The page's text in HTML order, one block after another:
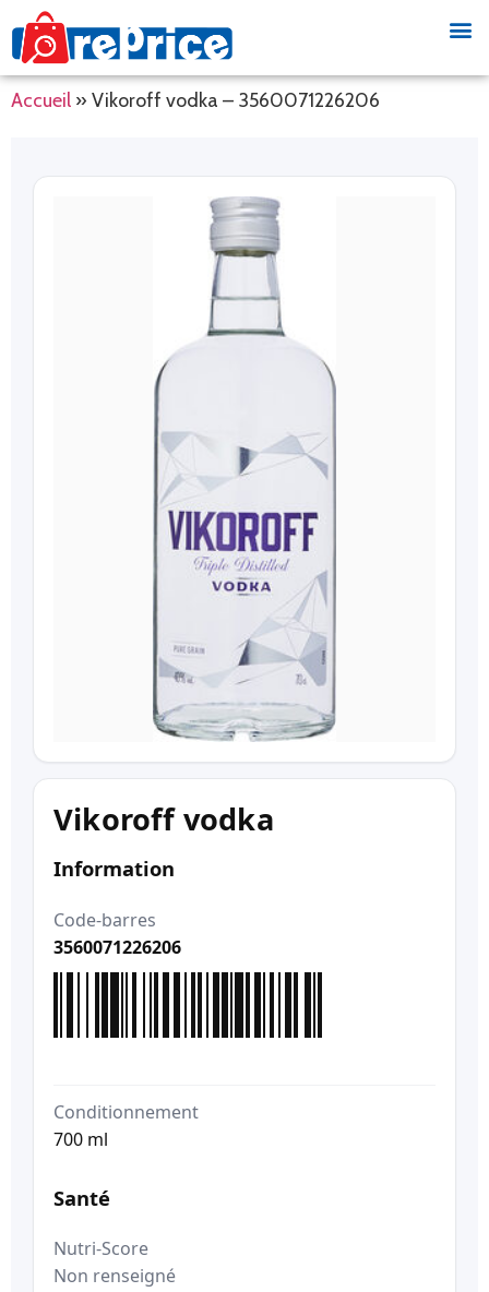
Accueil » Vikoroff vodka – 3560071226206
Vikoroff vodka
Information
Code-barres
3560071226206
Conditionnement
700 ml
Santé
Nutri-Score
Non renseigné